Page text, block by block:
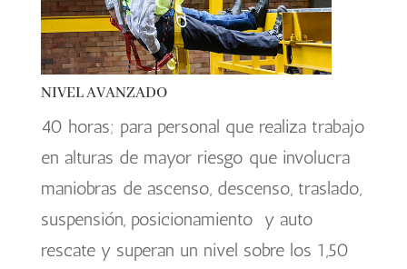
NIVEL AVANZADO
40 horas; para personal que realiza trabajo
en alturas de mayor riesgo que involucra
maniobras de ascenso, descenso, traslado,
suspensión, posicionamiento y auto
rescate y superan un nivel sobre los 1,50